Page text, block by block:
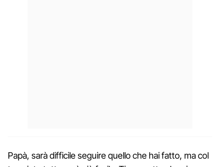
Papà, sarà difficile seguire quello che hai fatto, ma col